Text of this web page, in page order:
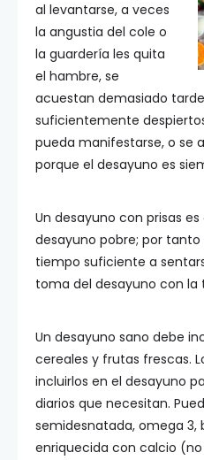
al levantarse, a veces
la angustia del cole o
la guardería les quita
el hambre, se
acuestan demasiado
suficientemente
pueda manifestarse, o se
porque el desayuno es
Un desayuno con prisas
desayuno pobre; por
tiempo suficiente a
toma del desayuno con la
Un desayuno sano debe
cereales y frutas frescas.
incluirlos en el desayuno
diarios que necesitan.
semidesnatada, omega 3,
enriquecida con calcio